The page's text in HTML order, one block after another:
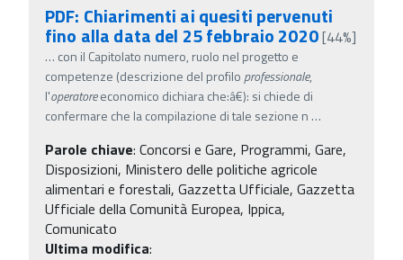
PDF: Chiarimenti ai quesiti pervenuti
fino alla data del 25 febbraio 2020[44%]
… con il Capitolato numero, ruolo nel progetto e
competenze (descrizione del profilo professionale,
l'operatoreeconomico dichiara che:â€): si chiede di
confermare che la compilazione di tale sezione n …
Parole chiave: Concorsi e Gare, Programmi, Gare,
Disposizioni, Ministero delle politiche agricole
alimentari e forestali, Gazzetta Ufficiale, Gazzetta
Ufficiale della Comunità Europea, Ippica,
Comunicato
Ultima modifica: